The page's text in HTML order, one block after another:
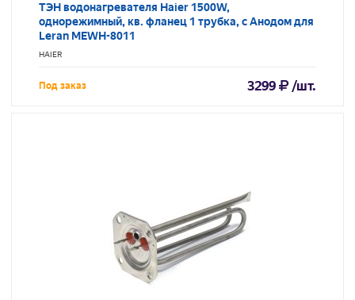
ТЭН водонагревателя Haier 1500W,
однорежимный, кв. фланец 1 трубка, с Анодом для
Leran MEWH-8011
HAIER
Под заказ 3299 /шт.